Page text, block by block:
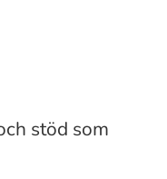
praktik,
stöd som